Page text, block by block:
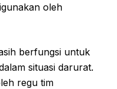
oleh
berfungsi untuk
situasi darurat.
regu tim